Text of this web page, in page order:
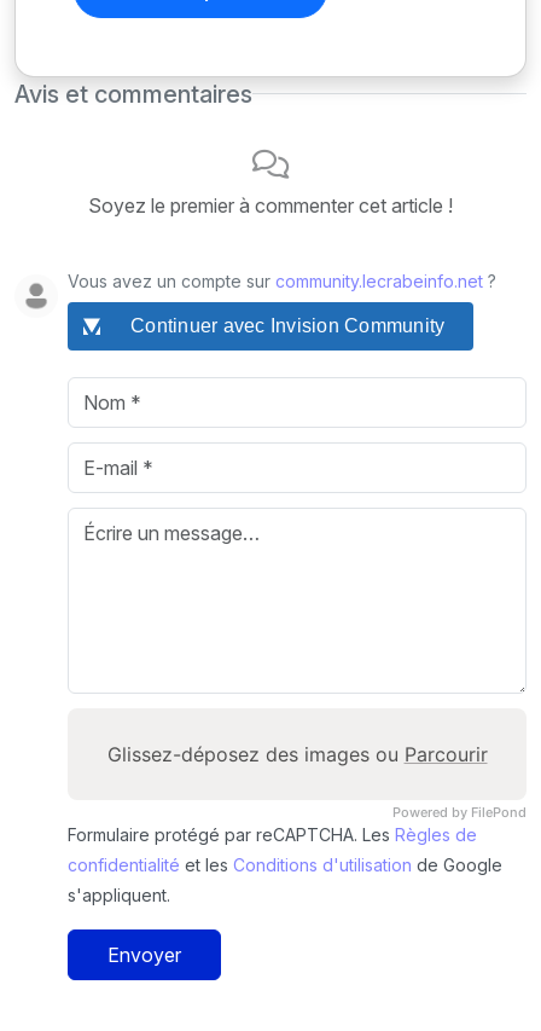
Avis et commentaires
Soyez le premier à commenter cet article !
Vous avez un compte sur community.lecrabeinfo.net ?
Continuer avec Invision Community
Powered by FilePond
Glissez-déposez des images ou Parcourir
Formulaire protégé par reCAPTCHA. Les Règles de
confidentialité et les Conditions d'utilisation de Google
s'appliquent.
Envoyer